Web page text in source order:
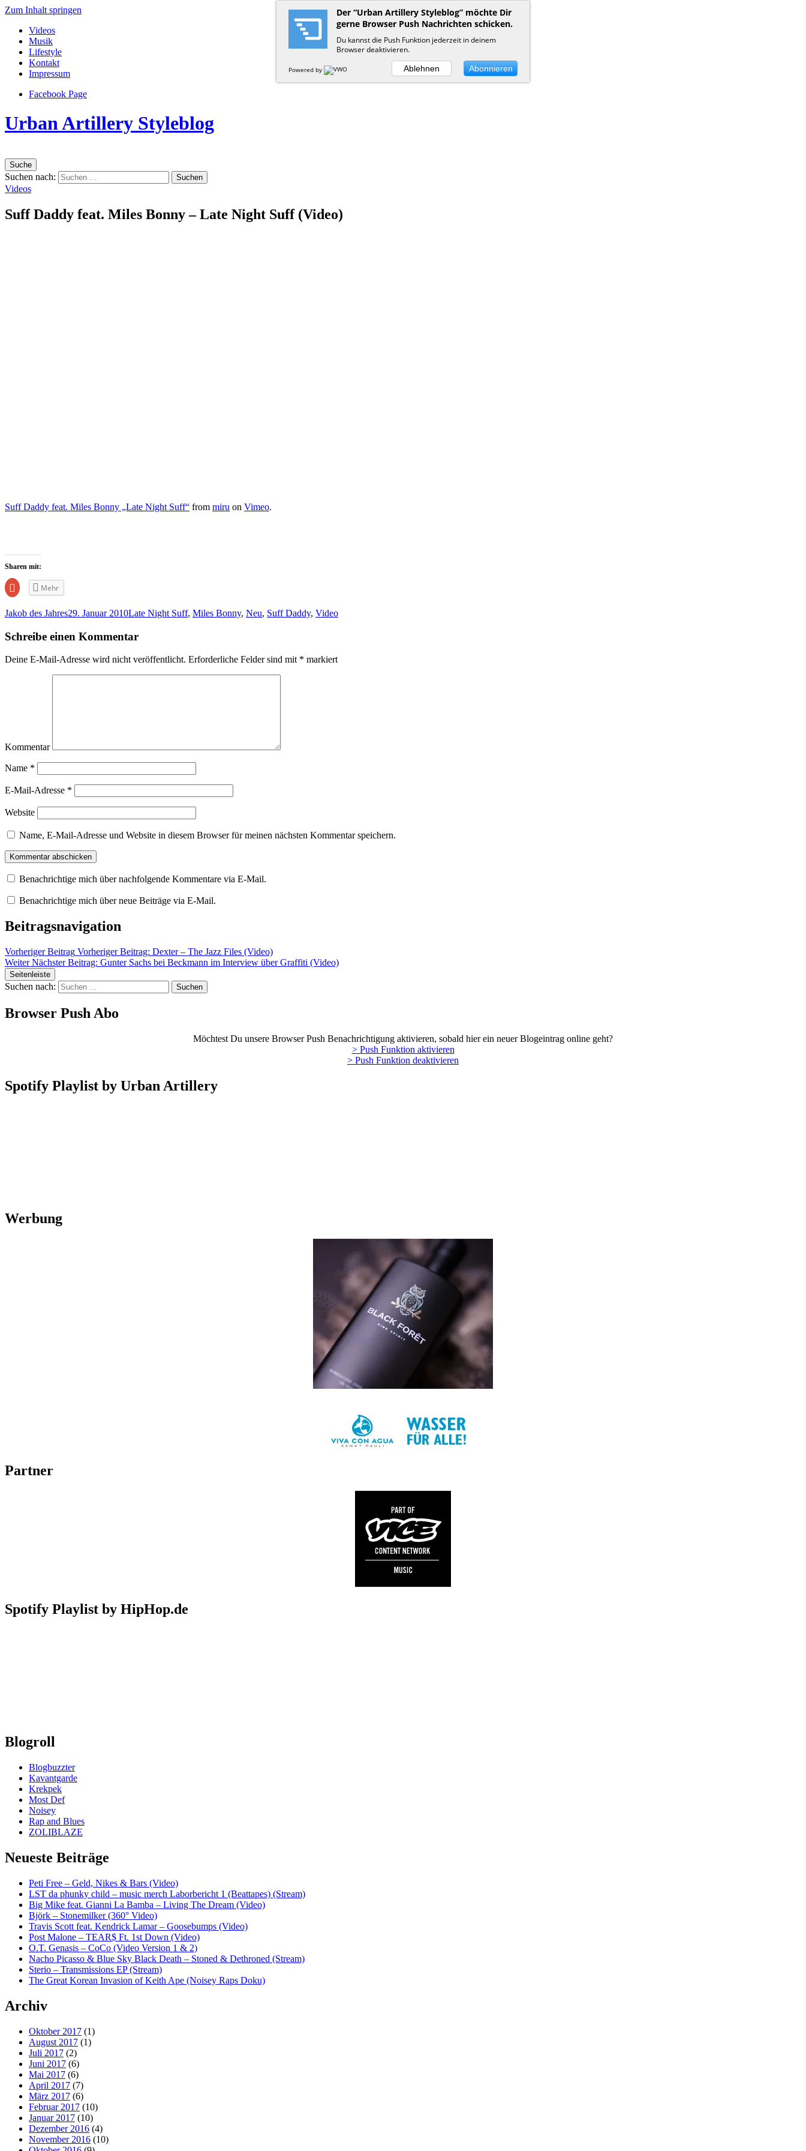
Zum Inhalt springen
Videos
Musik
Lifestyle
Kontakt
Impressum
Facebook Page
Urban Artillery Styleblog
Suche
Suchen nach:
Videos
Suff Daddy feat. Miles Bonny – Late Night Suff (Video)
Suff Daddy feat. Miles Bonny „Late Night Suff“ from miru on Vimeo.
Sharen mit:
Zum
Teilen
anklicken
neuem
Fenster
Mehr
Jakob des Jahres29. Januar 2010Late Night Suff, Miles Bonny, Neu, Suff Daddy, Video
Schreibe einen Kommentar
Deine E-Mail-Adresse wird nicht veröffentlicht. Erforderliche Felder sind mit * markiert
Kommentar
Name *
E-Mail-Adresse *
Website
Name, E-Mail-Adresse und Website in diesem Browser für meinen nächsten Kommentar speichern.
Benachrichtige mich über nachfolgende Kommentare via E-Mail.
Benachrichtige mich über neue Beiträge via E-Mail.
Beitragsnavigation
Vorheriger Beitrag Vorheriger Beitrag: Dexter – The Jazz Files (Video)
Weiter Nächster Beitrag: Gunter Sachs bei Beckmann im Interview über Graffiti (Video)
Seitenleiste
Suchen nach:
Browser Push Abo
Möchtest Du unsere Browser Push Benachrichtigung aktivieren, sobald hier ein neuer Blogeintrag online geht?
> Push Funktion aktivieren
> Push Funktion deaktivieren
Spotify Playlist by Urban Artillery
Werbung
Partner
Spotify Playlist by HipHop.de
Blogroll
Blogbuzzter
Kavantgarde
Krekpek
Most Def
Noisey
Rap and Blues
ZOLIBLAZE
Neueste Beiträge
Peti Free – Geld, Nikes & Bars (Video)
LST da phunky child – music merch Laborbericht 1 (Beattapes) (Stream)
Big Mike feat. Gianni La Bamba – Living The Dream (Video)
Björk – Stonemilker (360° Video)
Travis Scott feat. Kendrick Lamar – Goosebumps (Video)
Post Malone – TEAR$ Ft. 1st Down (Video)
O.T. Genasis – CoCo (Video Version 1 & 2)
Nacho Picasso & Blue Sky Black Death – Stoned & Dethroned (Stream)
Sterio – Transmissions EP (Stream)
The Great Korean Invasion of Keith Ape (Noisey Raps Doku)
Archiv
Oktober 2017 (1)
August 2017 (1)
Juli 2017 (2)
Juni 2017 (6)
Mai 2017 (6)
April 2017 (7)
März 2017 (6)
Februar 2017 (10)
Januar 2017 (10)
Dezember 2016 (4)
November 2016 (10)
Der “Urban Artillery Styleblog” möchte Dir
gerne Browser Push Nachrichten schicken.
Du kannst die Push Funktion jederzeit in deinem
Browser deaktivieren.
Powered by Ablehnen Abonnieren